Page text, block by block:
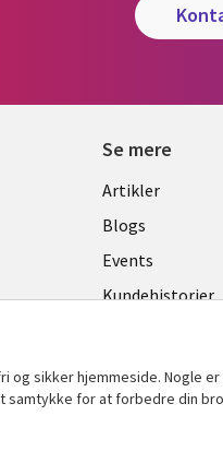
Se mere
Library
Links
DENMARK
Artikler
Blogs
Events
Kundehistorier
Se flere
sikker hjemmeside. Nogle
for at forbedre din